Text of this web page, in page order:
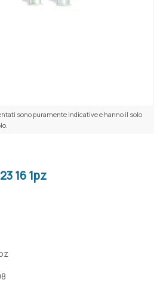
sono puramente indicative e hanno il solo
16 1pz